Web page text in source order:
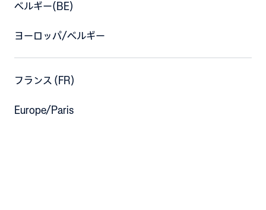
ベルギー(BE)
ヨーロッパ/ベルギー
フランス (FR)
Europe/Paris